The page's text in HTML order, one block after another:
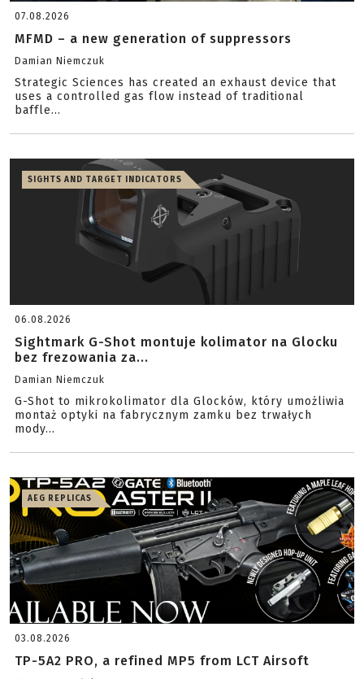
07.08.2026
MFMD – a new generation of suppressors
Damian Niemczuk
Strategic Sciences has created an exhaust device that
uses a controlled gas flow instead of traditional
baffle...
SIGHTS AND TARGET INDICATORS
06.08.2026
Sightmark G-Shot montuje kolimator na Glocku
bez frezowania za...
Damian Niemczuk
G-Shot to mikrokolimator dla Glocków, który umożliwia
montaż optyki na fabrycznym zamku bez trwałych
mody...
AEG REPLICAS
03.08.2026
TP-5A2 PRO, a refined MP5 from LCT Airsoft